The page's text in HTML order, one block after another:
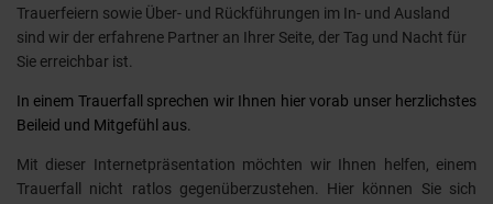
Trauerfeiern sowie Über- und Rückführungen im In- und Ausland
sind wir der erfahrene Partner an Ihrer Seite, der Tag und Nacht für
Sie erreichbar ist.
In einem Trauerfall sprechen wir Ihnen hier vorab unser herzlichstes
Beileid und Mitgefühl aus.
Mit dieser Internetpräsentation möchten wir Ihnen helfen, einem
Trauerfall nicht ratlos gegenüberzustehen. Hier können Sie sich